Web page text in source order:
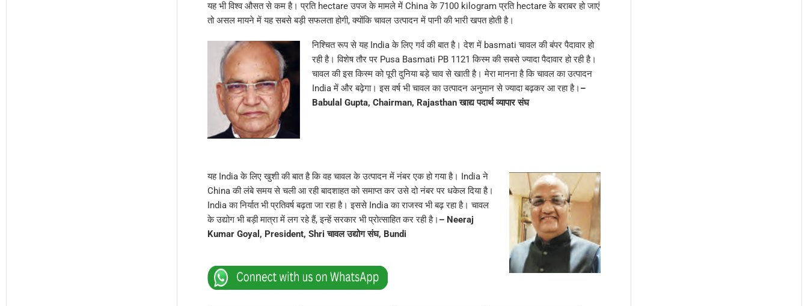
यह भी विश्व औसत से कम है। प्रति hectare उपज के मामले में China के 7100 kilogram प्रति hectare के बराबर हो जाएं
तो असल मायने में यह सबसे बड़ी सफलता होगी, क्योंकि चावल उत्पादन में पानी की भारी खपत होती है।
निश्चित रूप से यह India के लिए गर्व की बात है। देश में basmati चावल की बंपर पैदावार हो
रही है। विशेष तौर पर Pusa Basmati PB 1121 किस्म की सबसे ज्यादा पैदावार हो रही है।
चावल की इस किस्म को पूरी दुनिया बड़े चाव से खाती है। मेरा मानना है कि चावल का उत्पादन
India में और बढ़ेगा। इस वर्ष भी चावल का उत्पादन अनुमान से ज्यादा बढ़कर आ रहा है। –
Babulal Gupta, Chairman, Rajasthan खाद्य पदार्थ व्यापार संघ
यह India के लिए खुशी की बात है कि वह चावल के उत्पादन में नंबर एक हो गया है। India ने
China की लंबे समय से चली आ रही बादशाहत को समाप्त कर उसे दो नंबर पर धकेल दिया है।
India का निर्यात भी प्रतिवर्ष बढ़ता जा रहा है। इससे India का राजस्व भी बढ़ रहा है। चावल
के उद्योग भी बड़ी मात्रा में लग रहे हैं, इन्हें सरकार भी प्रोत्साहित कर रही है। – Neeraj
Kumar Goyal, President, Shri चावल उद्योग संघ, Bundi